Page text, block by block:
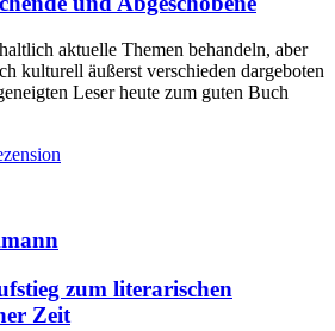
aktuelle Themen behandeln, aber
kulturell äußerst verschieden dargeboten
Leser heute zum guten Buch
zum literarischen
Zeit